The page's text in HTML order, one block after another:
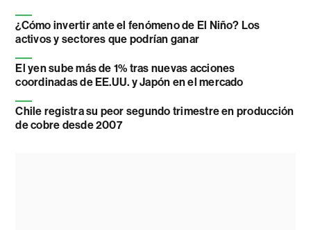
¿Cómo invertir ante el fenómeno de El Niño? Los
activos y sectores que podrían ganar
El yen sube más de 1% tras nuevas acciones
coordinadas de EE.UU. y Japón en el mercado
Chile registra su peor segundo trimestre en producción
de cobre desde 2007